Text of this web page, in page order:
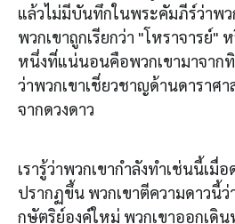
แล้วไม่มีบันทึกในพระคัมภีร์ว่าพว
พวกเขาถูกเรียกว่า "โหราจารย์"
หนึ่งที่แน่นอนคือพวกเขามาจากทิ
ว่าพวกเขาเชี่ยวชาญด้านดาราศ
จากดวงดาว
เรารู้ว่าพวกเขากำลังทำเช่นนี้เมื่
ปรากฏขึ้น พวกเขาตีความดาวนี้ว่
กษัตริย์องค์ใหม่ พวกเขาออกเดิน